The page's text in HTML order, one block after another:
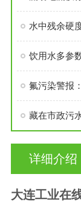
水中残余硬
饮用水多参
氟污染警报
藏在市政污
详细介绍
大连工业在